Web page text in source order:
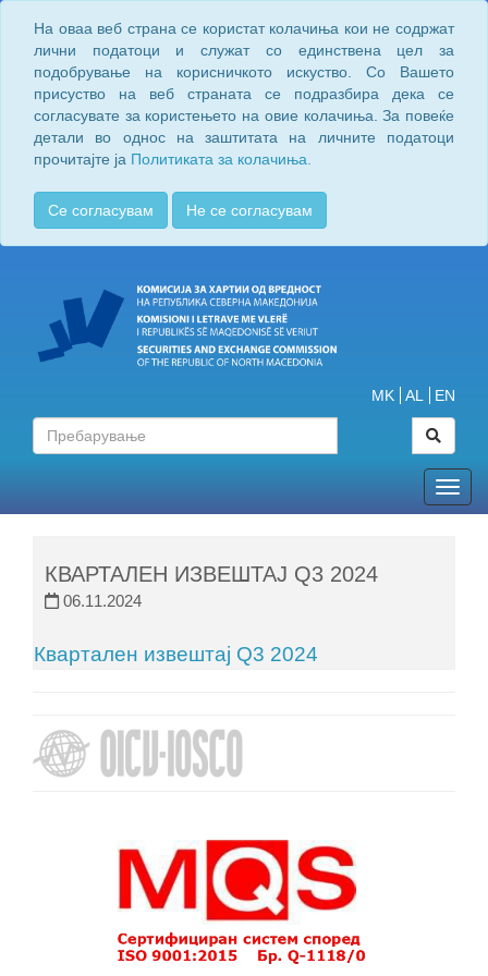
На оваа веб страна се користат колачиња кои не содржат
лични податоци и служат со единствена цел за
подобрување на корисничкото искуство. Со Вашето
присуство на веб страната се подразбира дека се
согласувате за користењето на овие колачиња. За повеќе
детали во однос на заштитата на личните податоци
прочитајте ја Политиката за колачиња.
Се согласувам Не се согласувам
MK AL EN
КВАРТАЛЕН ИЗВЕШТАЈ Q3 2024
06.11.2024
Квартален извештај Q3 2024